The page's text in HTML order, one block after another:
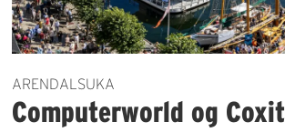
ARENDALSUKA
Computerworld og